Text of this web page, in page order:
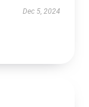
Dec 5, 2024